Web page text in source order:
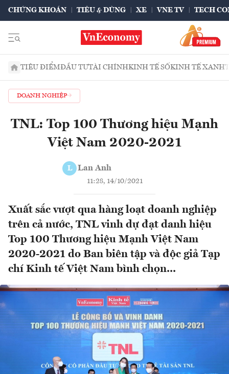
CHỨNG KHOÁN TIÊU & DÙNG XE VNE TV TECH
TIÊU ĐIỂMĐẦU TƯTÀI CHÍNHKINH TẾ SỐKINH TẾ XANH
DOANH NGHIỆP
TNL: Top 100 Thương hiệu Mạnh
Việt Nam 2020-2021
L Lan Anh
11:28, 14/10/2021
Xuất sắc vượt qua hàng loạt doanh nghiệp
trên cả nước, TNL vinh dự đạt danh hiệu
Top 100 Thương hiệu Mạnh Việt Nam
2020-2021 do Ban biên tập và độc giả Tạp
chí Kinh tế Việt Nam bình chọn...